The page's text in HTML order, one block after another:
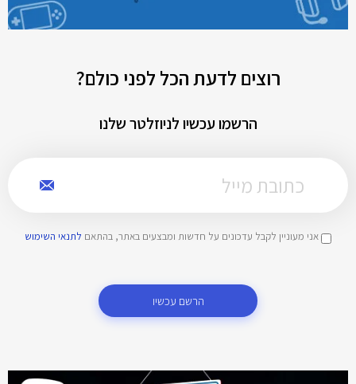
רוצים לדעת הכל לפני כולם?
הרשמו עכשיו לניוזלטר שלנו
אני מעוניין לקבל עדכונים על חדשות ומבצעים באתר, בהתאם לתנאי השימוש
הרשם עכשיו